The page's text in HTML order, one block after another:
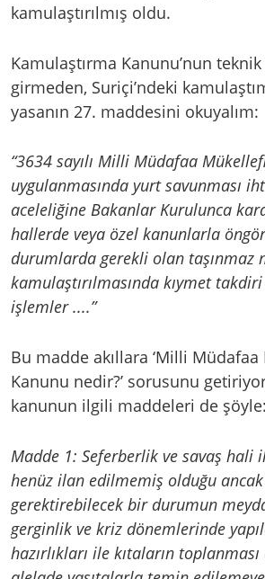
kamulaştırılmış oldu.
Kamulaştırma Kanunu’nun teknik
girmeden, Suriçi’ndeki
yasanın 27. maddesini okuyalım:
“3634 sayılı Milli Müdafaa
uygulanmasında yurt savunması
aceleliğine Bakanlar Kurulunca
hallerde veya özel kanunlarla
durumlarda gerekli olan taşınmaz
kamulaştırılmasında kıymet takdiri
işlemler ....”
Bu madde akıllara ‘Milli
Kanunu nedir?’ sorusunu
kanunun ilgili maddeleri de şöyle:
Madde 1: Seferberlik ve savaş hali
henüz ilan edilmemiş olduğu ancak
gerektirebilecek bir durumun
gerginlik ve kriz dönemlerinde
hazırlıkları ile kıtaların toplanması